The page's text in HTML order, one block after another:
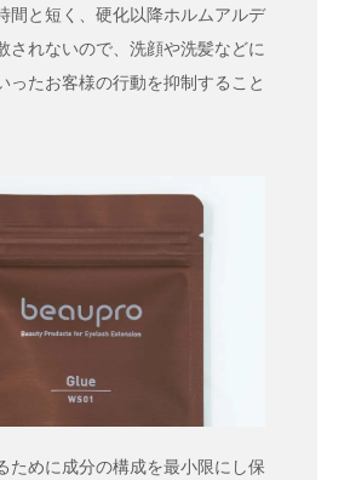
間と短く、硬化以降ホルムアルデ
されないので、洗顔や洗髪などに
ったお客様の行動を抑制すること
ために成分の構成を最小限にし保